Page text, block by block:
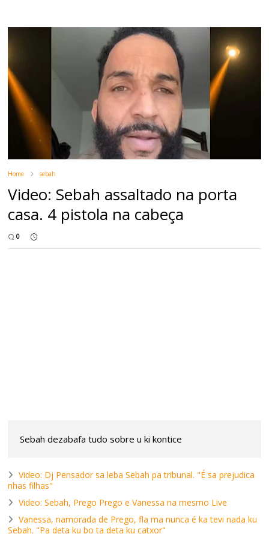
Home sebah
Video: Sebah assaltado na porta
casa. 4 pistola na cabeça
0
Sebah dezabafa tudo sobre u ki kontice
Video: Dj Pensador sa leba Sebah pa tribunal. "É sa prejudica
nhas filhas"
Video: Sebah, Prego Prego e Vanessa na mesmo Live
Vanessa, namorada de Prego, fla ma nunca é ka tevi nada ku
Sebah. "Pa deta ku bo ta deta ku catxor"